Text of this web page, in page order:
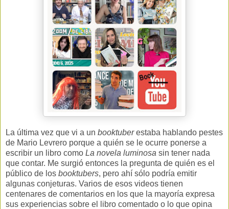
La última vez que vi a un booktuberestaba hablando pestes
de Mario Levrero porque a quién se le ocurre ponerse a
escribir un libro como La novela luminosa sin tener nada
que contar. Me surgió entonces la pregunta de quién es el
público de los booktubers, pero ahí sólo podría emitir
algunas conjeturas. Varios de esos videos tienen
centenares de comentarios en los que la mayoría expresa
sus experiencias sobre el libro comentado o lo que opina